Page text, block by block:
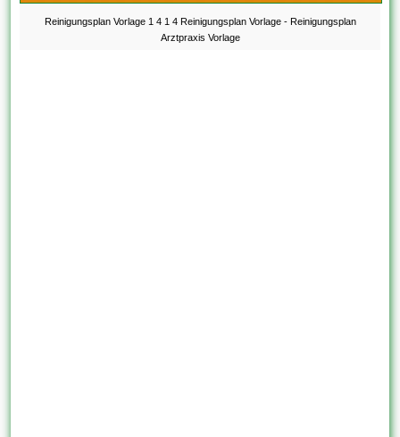
Reinigungsplan Vorlage 1 4 1 4 Reinigungsplan Vorlage - Reinigungsplan
Arztpraxis Vorlage